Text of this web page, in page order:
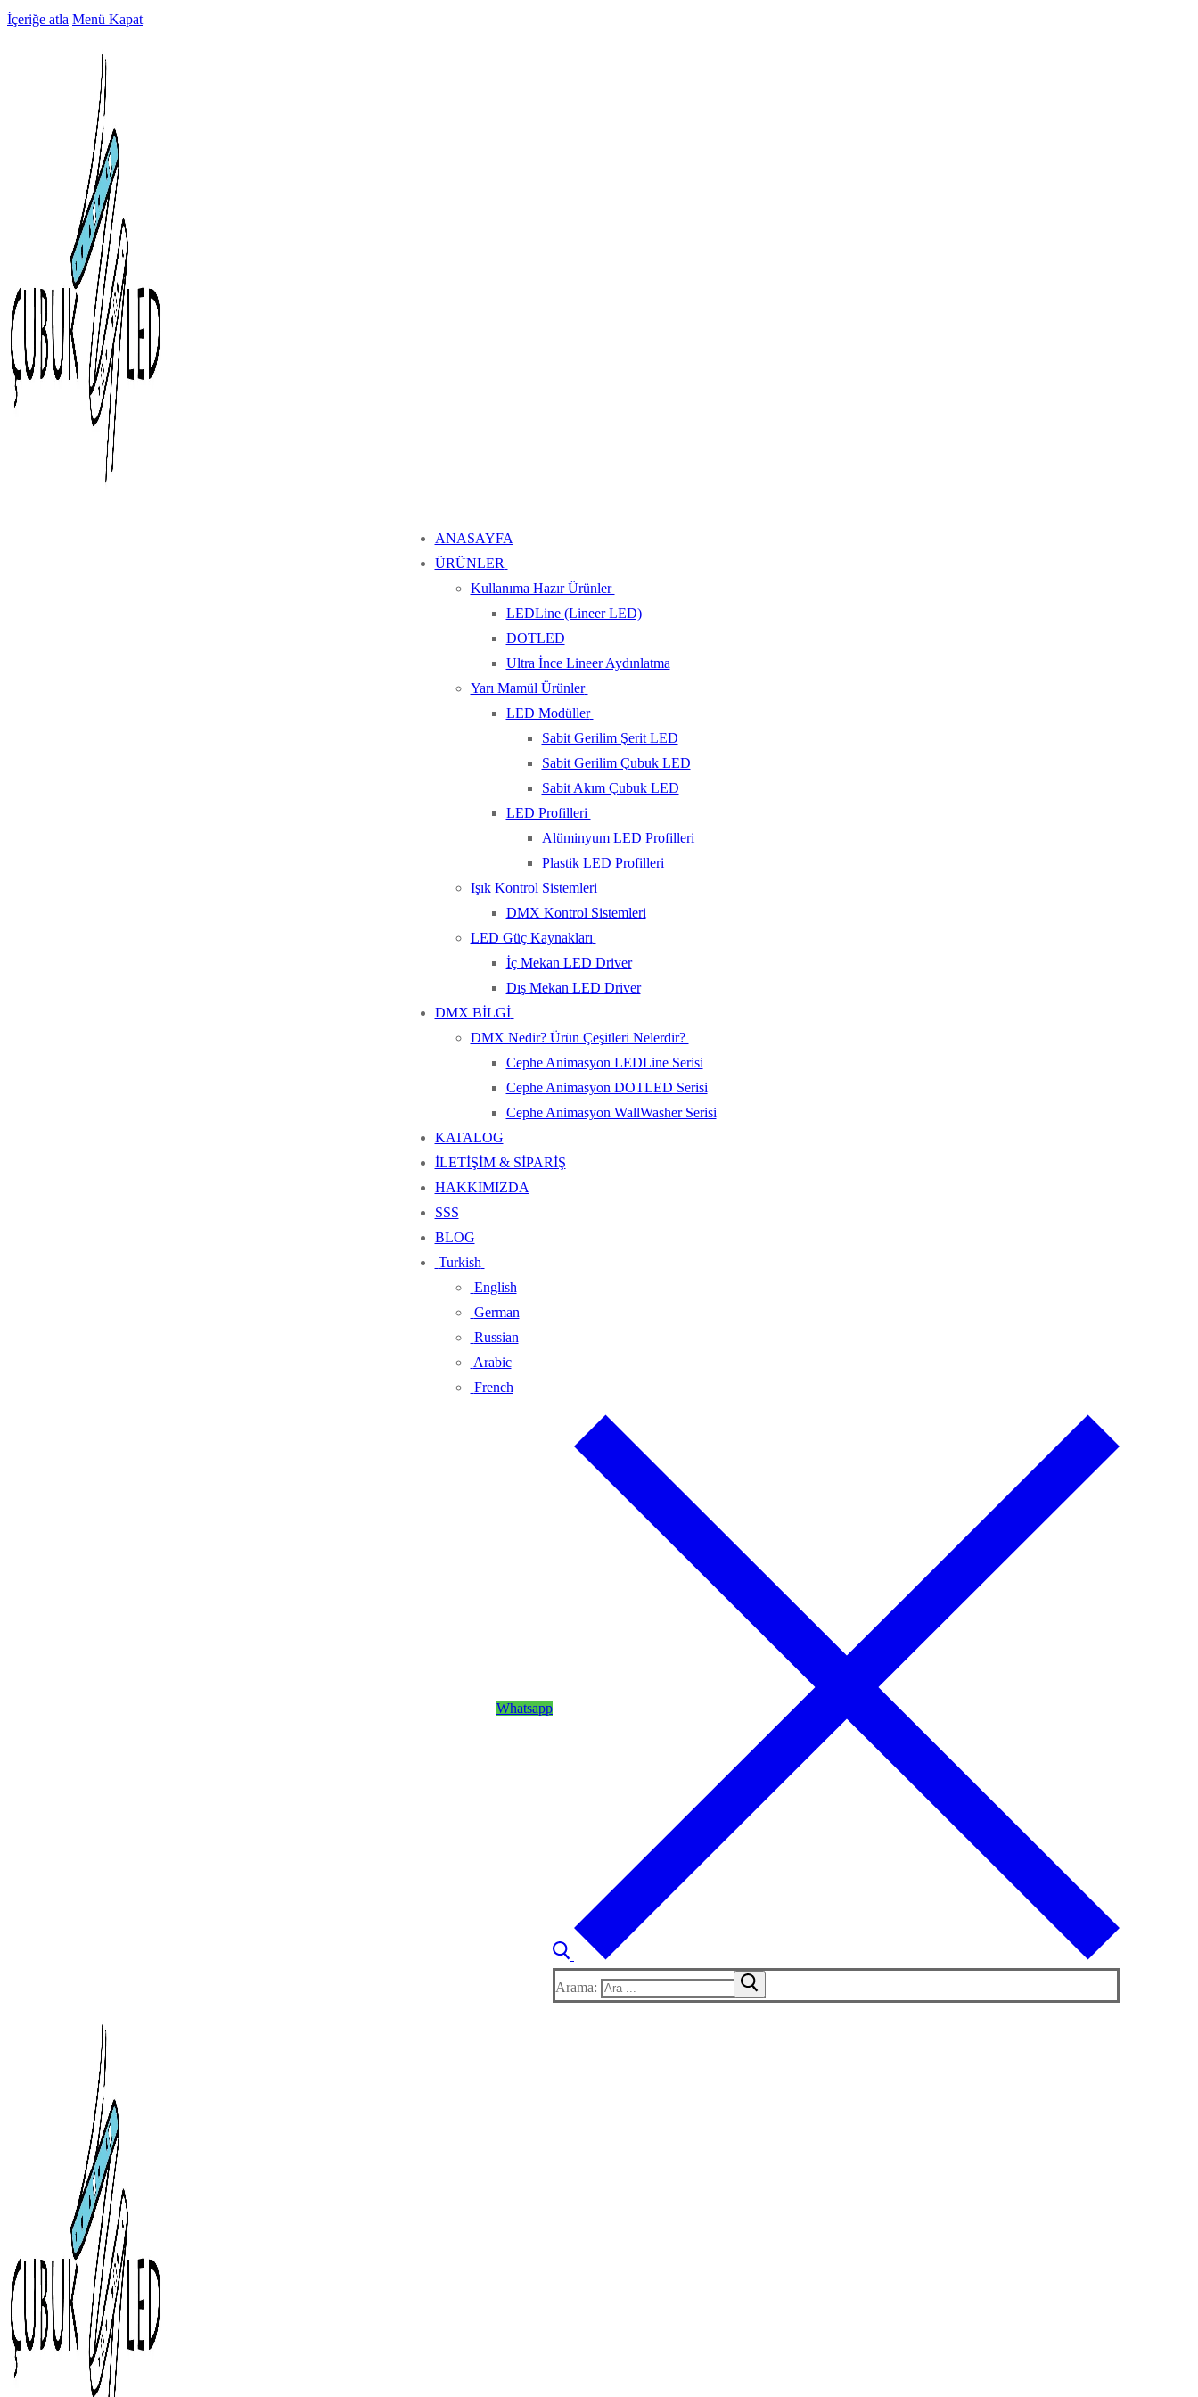
İçeriğe atla Menü Kapat
ANASAYFA
ÜRÜNLER
Kullanıma Hazır Ürünler
LEDLine (Lineer LED)
DOTLED
Ultra İnce Lineer Aydınlatma
Yarı Mamül Ürünler
LED Modüller
Sabit Gerilim Şerit LED
Sabit Gerilim Çubuk LED
Sabit Akım Çubuk LED
LED Profilleri
Alüminyum LED Profilleri
Plastik LED Profilleri
Işık Kontrol Sistemleri
DMX Kontrol Sistemleri
LED Güç Kaynakları
İç Mekan LED Driver
Dış Mekan LED Driver
DMX BİLGİ
DMX Nedir? Ürün Çeşitleri Nelerdir?
Cephe Animasyon LEDLine Serisi
Cephe Animasyon DOTLED Serisi
Cephe Animasyon WallWasher Serisi
KATALOG
İLETİŞİM & SİPARİŞ
HAKKIMIZDA
SSS
BLOG
Turkish
English
German
Russian
Arabic
French
Whatsapp
Arama: